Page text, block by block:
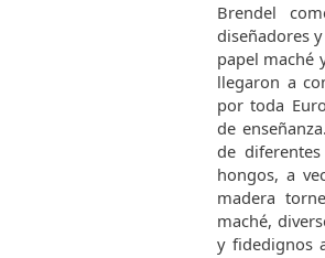
Brendel
diseñadores
papel maché
llegaron a
por toda
de
de
hongos, a
madera
maché,
y fidedignos